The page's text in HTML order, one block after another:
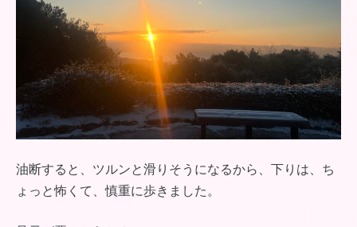
油断すると、ツルンと滑りそうになるから、下りは、ち
ょっと怖くて、慎重に歩きました。